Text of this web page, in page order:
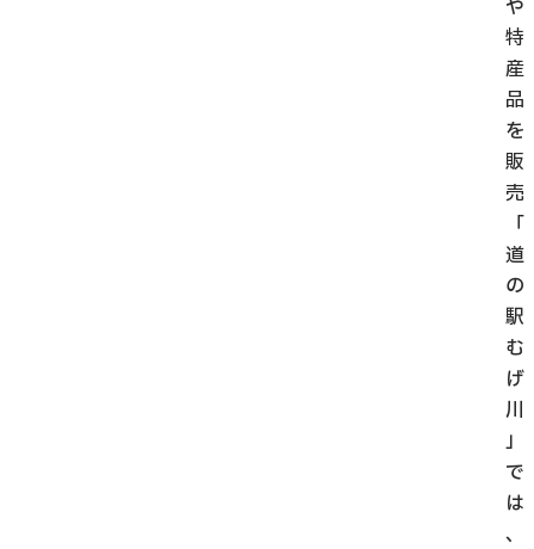
や
特
産
品
を
販
売
「
道
の
駅
む
げ
川
」
で
は
、